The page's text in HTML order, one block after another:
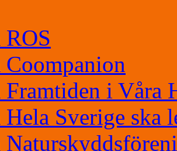
ROS
Coompanion
Framtiden i Våra
Hela Sverige ska